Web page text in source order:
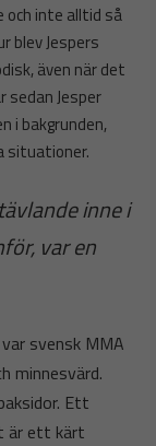
och inte alltid så
blev Jespers
även när det
sedan Jesper
i bakgrunden,
situationer.
inne i
var en
svensk MMA
minnesvärd.
Ett
är ett kärt